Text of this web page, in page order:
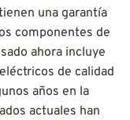
una garantía
componentes de
ahora incluye
de calidad
años en la
actuales han